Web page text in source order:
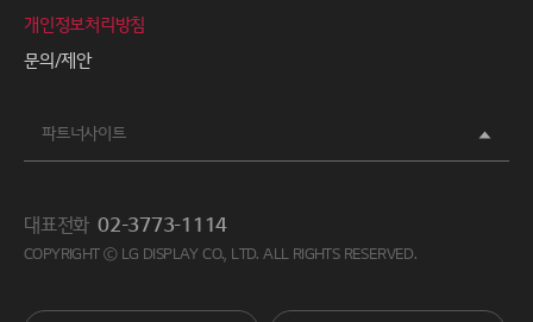
개인정보처리방침
문의/제안
파트너사이트
대표전화 02-3773-1114
COPYRIGHT ⓒ LG DISPLAY CO., LTD. ALL RIGHTS RESERVED.